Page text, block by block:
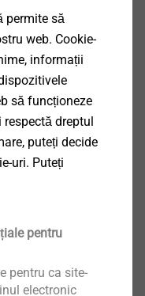
permite să
web. Cookie-
informații
să funcționeze
dreptul
puteți decide
uri. Puteți
pentru
pentru ca site-
electronic